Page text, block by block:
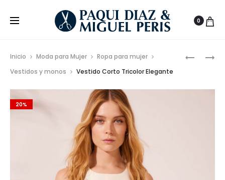
0
Inicio Moda para Mujer
Ropa para mujer
Vestidos y monos
Vestido Corto Tricolor Elegante
20%